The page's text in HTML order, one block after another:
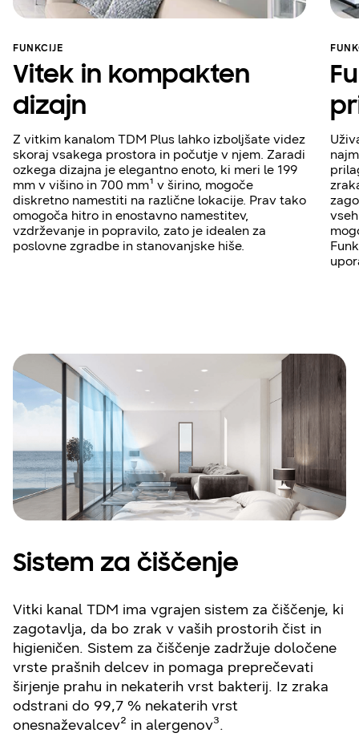
FUNKCIJE
Vitek in kompakten
dizajn
Z vitkim kanalom TDM Plus lahko izboljšate videz
skoraj vsakega prostora in počutje v njem. Zaradi
ozkega dizajna je elegantno enoto, ki meri le 199
mm v višino in 700 mm¹ v širino, mogoče
diskretno namestiti na različne lokacije. Prav tako
omogoča hitro in enostavno namestitev,
vzdrževanje in popravilo, zato je idealen za
poslovne zgradbe in stanovanjske hiše.
Sistem za čiščenje
Vitki kanal TDM ima vgrajen sistem za čiščenje, ki
zagotavlja, da bo zrak v vaših prostorih čist in
higieničen. Sistem za čiščenje zadržuje določene
vrste prašnih delcev in pomaga preprečevati
širjenje prahu in nekaterih vrst bakterij. Iz zraka
odstrani do 99,7 % nekaterih vrst
onesnaževalcev² in alergenov³.